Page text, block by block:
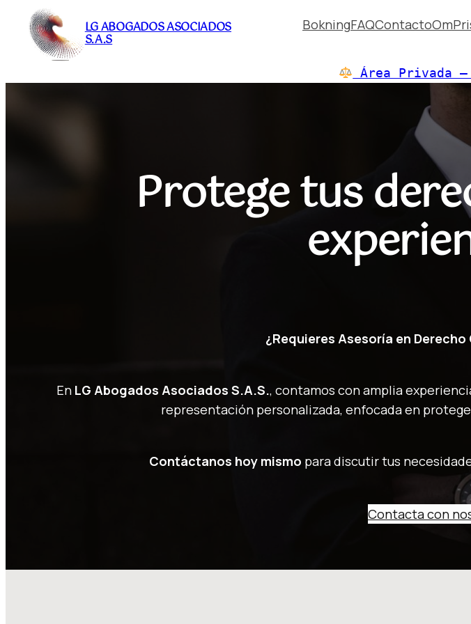
Saltar
contenido
LG ABOGADOS ASOCIADOS
S.A.S
BokningFAQContactoOm
Área Privada —
Protege tus
¿Requieres Asesoría en
En LG Abogados Asociados S.A.S., contamos con amplia
representación personalizada, enfocada en
Contáctanos hoy mismo para discutir tus
Contacta con